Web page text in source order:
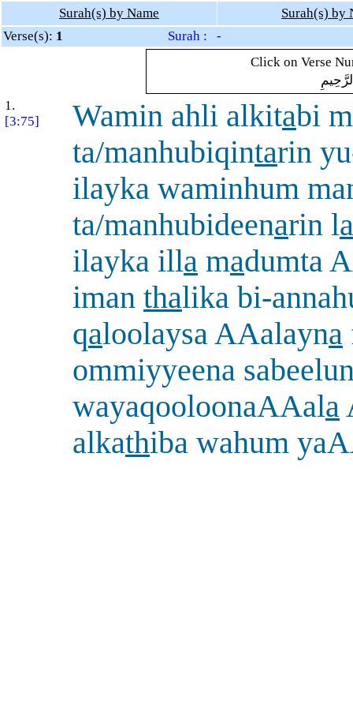
Surah(s) by Name
Surah(s) by
Verse(s): 1
Surah : -
Click on Verse
1.
[3:75]
Wamin ahli alkitabi
ta/manhubiqintarin
ilayka waminhum
ta/manhubideenarin la
ilayka illa madumta
iman thalika bi-
qaloolaysa AAalayna
ommiyyeena
wayaqooloonaAAala
alkathiba wahum